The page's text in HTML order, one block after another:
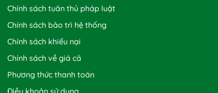
Chính sách tuân thủ pháp luật
Chính sách bảo trì hệ thống
Chính sách khiếu nại
Chính sách về giá cả
Phương thức thanh toán